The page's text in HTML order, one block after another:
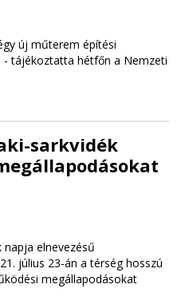
új műterem építési
tájékoztatta hétfőn a Nemzeti
sarkvidék
napja elnevezésű
július 23-án a térség hosszú
megállapodásokat